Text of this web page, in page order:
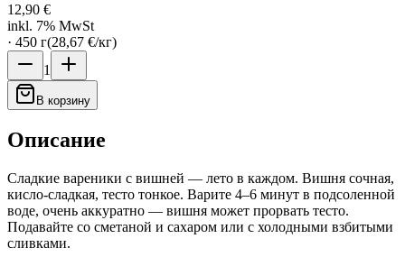
12,90 €
inkl. 7% MwSt
· 450 г(28,67 €/кг)
1
В корзину
Описание
Сладкие вареники с вишней — лето в каждом. Вишня сочная,
кисло-сладкая, тесто тонкое. Варите 4–6 минут в подсоленной
воде, очень аккуратно — вишня может прорвать тесто.
Подавайте со сметаной и сахаром или с холодными взбитыми
сливками.